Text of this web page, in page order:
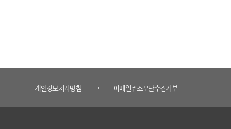
개인정보처리방침 이메일주소무단수집거부